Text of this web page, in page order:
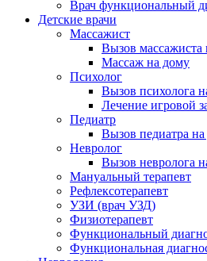
Врач функциональный
Детские врачи
Массажист
Вызов массажиста
Массаж на дому
Психолог
Вызов психолога
Лечение игровой
Педиатр
Вызов педиатра
Невролог
Вызов невролога
Мануальный терапевт
Рефлексотерапевт
УЗИ (врач УЗД)
Физиотерапевт
Функциональный
Функциональная